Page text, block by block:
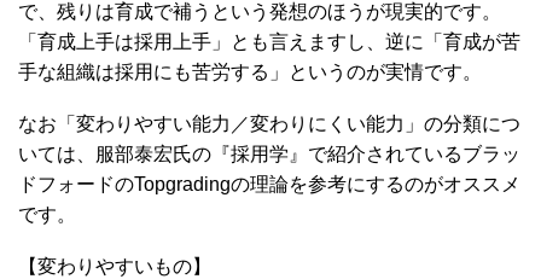
で、残りは育成で補うという発想のほうが現実的です。
「育成上手は採用上手」とも言えますし、逆に「育成が苦
手な組織は採用にも苦労する」というのが実情です。
なお「変わりやすい能力／変わりにくい能力」の分類につ
いては、服部泰宏氏の『採用学』で紹介されているブラッ
ドフォードのTopgradingの理論を参考にするのがオススメ
です。
【変わりやすいもの】